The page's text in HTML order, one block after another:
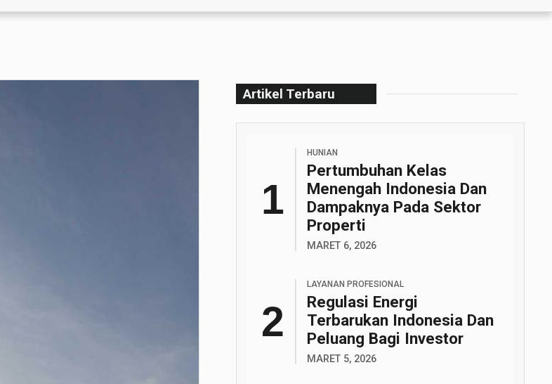
Artikel Terbaru
HUNIAN
Pertumbuhan Kelas
Menengah Indonesia Dan
Dampaknya Pada Sektor
Properti
MARET 6, 2026
LAYANAN PROFESIONAL
Regulasi Energi
Terbarukan Indonesia Dan
Peluang Bagi Investor
MARET 5, 2026